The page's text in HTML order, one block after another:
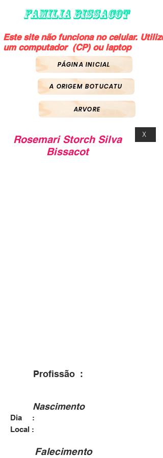
FAMILIA BISSACOT
Este site não funciona no celular. Utilize
um computador (CP) ou laptop
PÁGINA INICIAL
A ORIGEM BOTUCATU
ARVORE
Rosemari Storch Silva
Bissacot
X
Nascimento
Dia :
Profissão :
Falecimento
Local :